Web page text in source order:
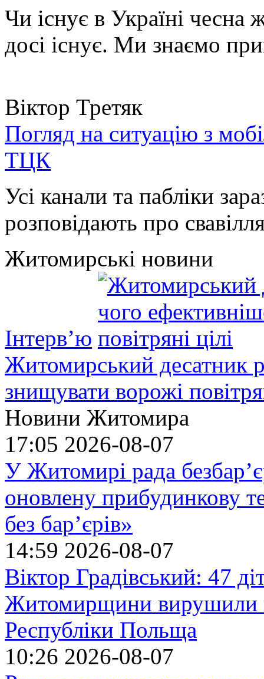
Чи існує в Україні чесна
досі існує. Ми знаємо
Віктор Третяк
Погляд на ситуацію з
ТЦК
Усі канали та пабліки
розповідають про
Житомирські новини
Інтерв’ю
Житомирський десатник
знищувати ворожі
Новини Житомира
17:05 2026-08-07
У Житомирі рада
оновлену прибудинкову
без бар’єрів»
14:59 2026-08-07
Віктор Градівський: 47
Житомирщини вирушили
Республіки Польща
10:26 2026-08-07